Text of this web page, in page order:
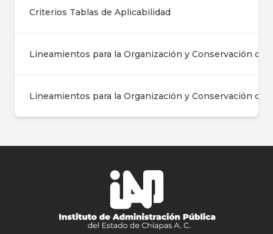
Criterios Tablas de Aplicabilidad
Lineamientos para la Organización y Conservación de
Lineamientos para la Organización y Conservación de